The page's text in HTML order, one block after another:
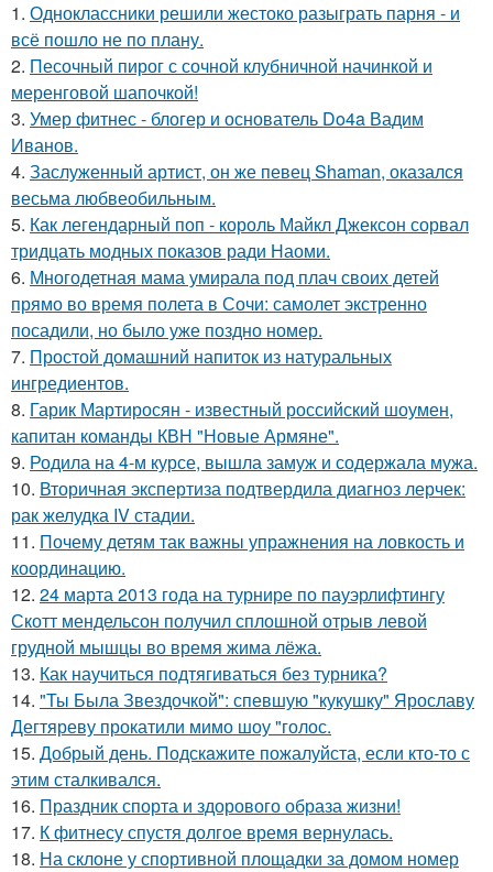
1. Одноклассники решили жестоко разыграть парня - и
всё пошло не по плану.
2. Песочный пирог с сочной клубничной начинкой и
меренговой шапочкой!
3. Умер фитнес - блогер и основатель Do4a Вадим
Иванов.
4. Заслуженный артист, он же певец Shaman, оказался
весьма любвеобильным.
5. Как легендарный поп - король Майкл Джексон сорвал
тридцать модных показов ради Наоми.
6. Многодетная мама умирала под плач своих детей
прямо во время полета в Сочи: самолет экстренно
посадили, но было уже поздно номер.
7. Простой домашний напиток из натуральных
ингредиентов.
8. Гарик Мартиросян - известный российский шоумен,
капитан команды КВН "Новые Армяне".
9. Родила на 4-м курсе, вышла замуж и содержала мужа.
10. Вторичная экспертиза подтвердила диагноз лерчек:
рак желудка IV стадии.
11. Почему детям так важны упражнения на ловкость и
координацию.
12. 24 марта 2013 года на турнире по пауэрлифтингу
Скотт мендельсон получил сплошной отрыв левой
грудной мышцы во время жима лёжа.
13. Как научиться подтягиваться без турника?
14. "Ты Была Звездочкой": спевшую "кукушку" Ярославу
Дегтяреву прокатили мимо шоу "голос.
15. Добрый день. Подскaжите пожалуйста, если кто-то с
этим сталкивался.
16. Праздник спорта и здорового образа жизни!
17. К фитнесу спустя долгое время вернулась.
18. На склоне у спортивной площадки за домом номер